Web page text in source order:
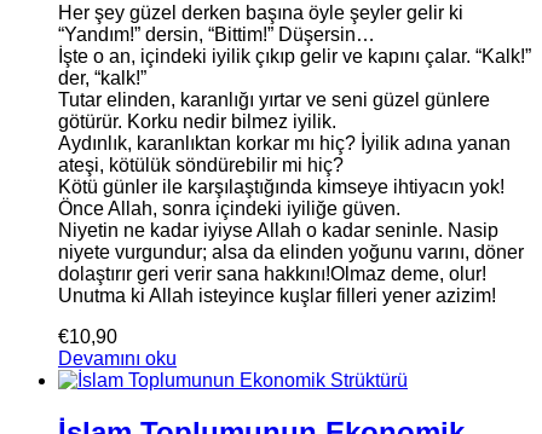
Her şey güzel derken başına öyle şeyler gelir ki
“Yandım!” dersin, “Bittim!” Düşersin…
İşte o an, içindeki iyilik çıkıp gelir ve kapını çalar. “Kalk!”
der, “kalk!”
Tutar elinden, karanlığı yırtar ve seni güzel günlere
götürür. Korku nedir bilmez iyilik.
Aydınlık, karanlıktan korkar mı hiç? İyilik adına yanan
ateşi, kötülük söndürebilir mi hiç?
Kötü günler ile karşılaştığında kimseye ihtiyacın yok!
Önce Allah, sonra içindeki iyiliğe güven.
Niyetin ne kadar iyiyse Allah o kadar seninle. Nasip
niyete vurgundur; alsa da elinden yoğunu varını, döner
dolaştırır geri verir sana hakkını!Olmaz deme, olur!
Unutma ki Allah isteyince kuşlar filleri yener azizim!
€10,90
Devamını oku